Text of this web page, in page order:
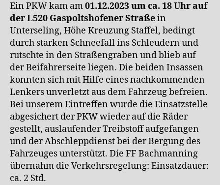
Ein PKW kam am01.12.2023 um ca. 18 Uhr auf
der L520 Gaspoltshofener Straßein
Unterseling, Höhe Kreuzung Staffel, bedingt
durch starken Schneefall ins Schleudern und
rutschte in den Straßengraben und blieb auf
der Beifahrerseite liegen. Die beiden Insassen
konnten sich mit Hilfe eines nachkommenden
Lenkers unverletzt aus dem Fahrzeug befreien.
Bei unserem Eintreffen wurde die Einsatzstelle
abgesichert der PKW wieder auf die Räder
gestellt, auslaufender Treibstoff aufgefangen
und der Abschleppdienst bei der Bergung des
Fahrzeuges unterstützt. Die FF Bachmanning
übernahm die Verkehrsregelung: Einsatzdauer:
ca. 2 Std.